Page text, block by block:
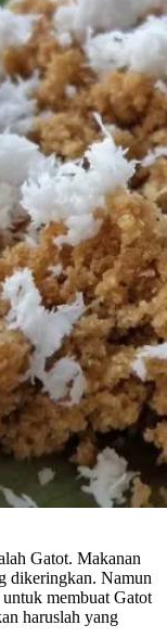
Gatot. Makanan
dikeringkan. Namun
membuat Gatot
haruslah yang